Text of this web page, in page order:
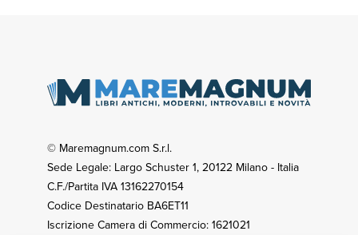
© Maremagnum.com S.r.l.
Sede Legale: Largo Schuster 1, 20122 Milano - Italia
C.F./Partita IVA 13162270154
Codice Destinatario BA6ET11
Iscrizione Camera di Commercio: 1621021